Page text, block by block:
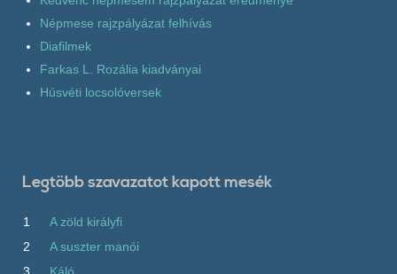
Népmese rajzpályázat felhívás
Diafilmek
Farkas L. Rozália kiadványai
Húsvéti locsolóversek
Legtöbb szavazatot kapott mesék
1
A zöld királyfi
2
A suszter manói